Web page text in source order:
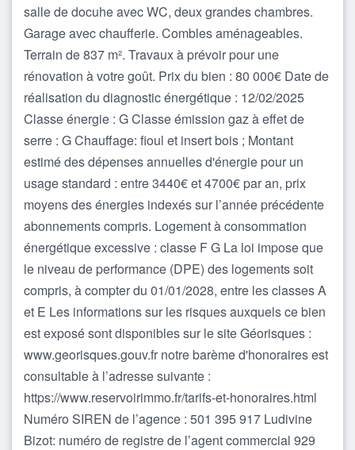
salle de docuhe avec WC, deux grandes chambres.
Garage avec chaufferie. Combles aménageables.
Terrain de 837 m². Travaux à prévoir pour une
rénovation à votre goût. Prix du bien : 80 000€ Date de
réalisation du diagnostic énergétique : 12/02/2025
Classe énergie : G Classe émission gaz à effet de
serre : G Chauffage: fioul et insert bois ; Montant
estimé des dépenses annuelles d'énergie pour un
usage standard : entre 3440€ et 4700€ par an, prix
moyens des énergies indexés sur l’année précédente
abonnements compris. Logement à consommation
énergétique excessive : classe F G La loi impose que
le niveau de performance (DPE) des logements soit
compris, à compter du 01/01/2028, entre les classes A
et E Les informations sur les risques auxquels ce bien
est exposé sont disponibles sur le site Géorisques :
www.georisques.gouv.fr notre barème d'honoraires est
consultable à l’adresse suivante :
https://www.reservoirimmo.fr/tarifs-et-honoraires.html
Numéro SIREN de l’agence : 501 395 917 Ludivine
Bizot: numéro de registre de l’agent commercial 929